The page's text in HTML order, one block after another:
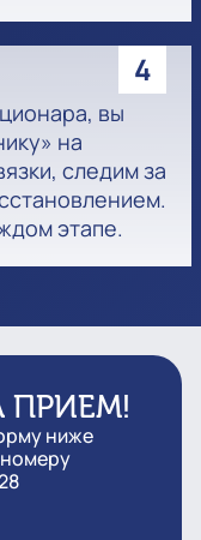
4
вы
на
следим за
этапе.
ПРИЕМ!
ниже